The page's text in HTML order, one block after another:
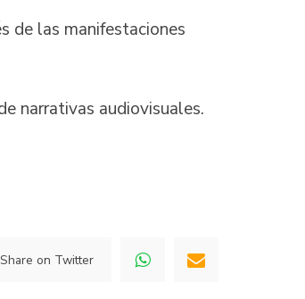
de las manifestaciones
narrativas audiovisuales.
Share on Twitter